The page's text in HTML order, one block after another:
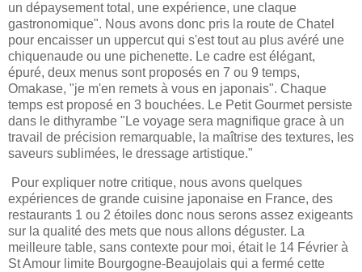
un dépaysement total, une expérience, une claque
gastronomique". Nous avons donc pris la route de Chatel
pour encaisser un uppercut qui s'est tout au plus avéré une
chiquenaude ou une pichenette. Le cadre est élégant,
épuré, deux menus sont proposés en 7 ou 9 temps,
Omakase, "je m'en remets à vous en japonais". Chaque
temps est proposé en 3 bouchées. Le Petit Gourmet persiste
dans le dithyrambe "Le voyage sera magnifique grace à un
travail de précision remarquable, la maîtrise des textures, les
saveurs sublimées, le dressage artistique."
Pour expliquer notre critique, nous avons quelques
expériences de grande cuisine japonaise en France, des
restaurants 1 ou 2 étoiles donc nous serons assez exigeants
sur la qualité des mets que nous allons déguster. La
meilleure table, sans contexte pour moi, était le 14 Février à
St Amour limite Bourgogne-Beaujolais qui a fermé cette